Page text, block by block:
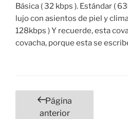
Básica ( 32 kbps ). Estándar (
lujo con asientos de piel y
128kbps ) Y recuerde, esta
covacha, porque esta se
Paginación
Página
anterior